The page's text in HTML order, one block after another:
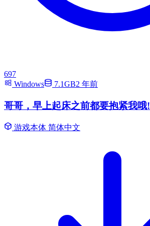
697
Windows
7.1GB2 年前
哥哥，早上起床之前都要抱紧我哦!
游戏本体 简体中文